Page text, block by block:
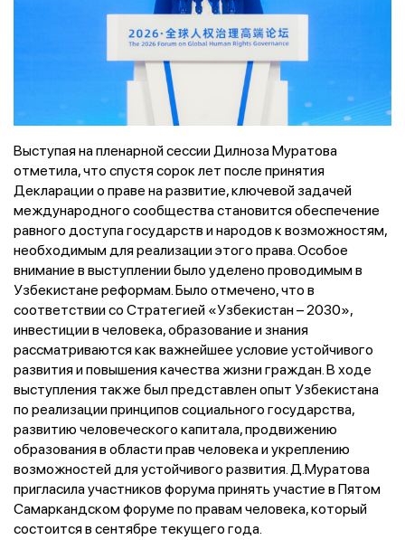
Выступая на пленарной сессии Дилноза Муратова
отметила, что спустя сорок лет после принятия
Декларации о праве на развитие, ключевой задачей
международного сообщества становится обеспечение
равного доступа государств и народов к возможностям,
необходимым для реализации этого права. Особое
внимание в выступлении было уделено проводимым в
Узбекистане реформам. Было отмечено, что в
соответствии со Стратегией «Узбекистан – 2030»,
инвестиции в человека, образование и знания
рассматриваются как важнейшее условие устойчивого
развития и повышения качества жизни граждан. В ходе
выступления также был представлен опыт Узбекистана
по реализации принципов социального государства,
развитию человеческого капитала, продвижению
образования в области прав человека и укреплению
возможностей для устойчивого развития. Д.Муратова
пригласила участников форума принять участие в Пятом
Самаркандском форуме по правам человека, который
состоится в сентябре текущего года.